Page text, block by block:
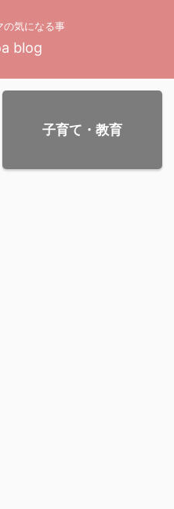
の気になる事
子育て・教育